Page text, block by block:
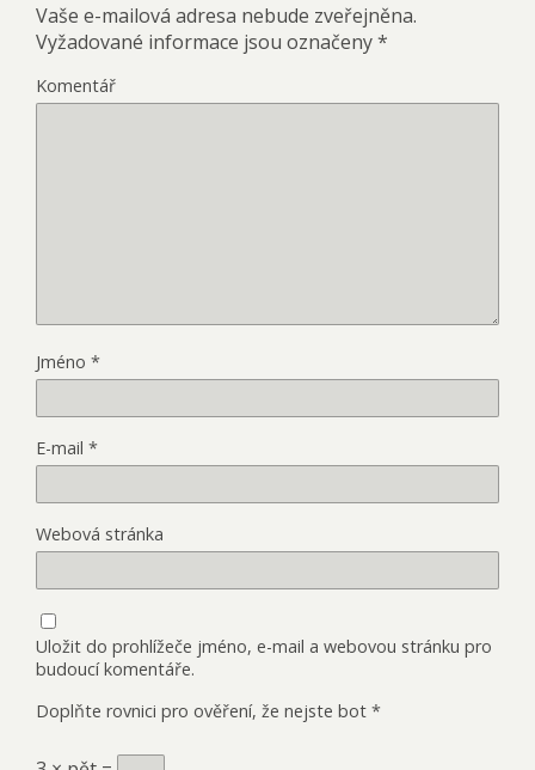
Vaše e-mailová adresa nebude zveřejněna.
Vyžadované informace jsou označeny*
Komentář
Jméno *
E-mail *
Webová stránka
Uložit do prohlížeče jméno, e-mail a webovou stránku pro
budoucí komentáře.
Doplňte rovnici pro ověření, že nejste bot *